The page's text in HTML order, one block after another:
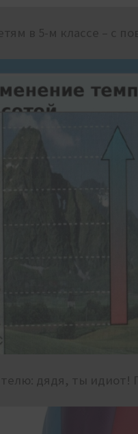
в 5-м классе – с
дядя, ты идиот!